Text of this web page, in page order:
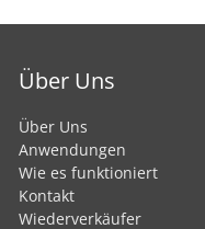
Über Uns
Über Uns
Anwendungen
Wie es funktioniert
Kontakt
Wiederverkäufer